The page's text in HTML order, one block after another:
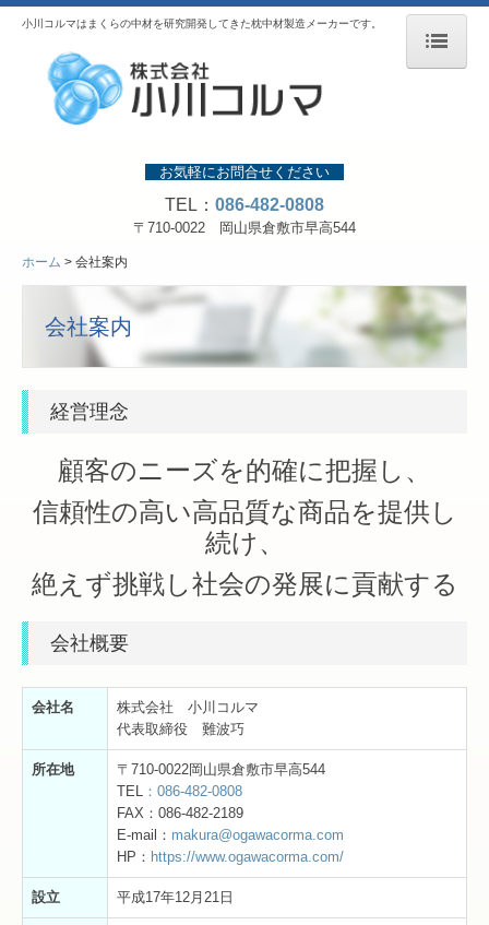
ホーム
成型ビーズ
プラスチックパイプ
その他
お問合せ
小川コルマはまくらの中材を研究開発してきた枕中材製造メーカーです。
お気軽にお問合せください
TEL： 086-482-0808
〒710-0022 岡山県倉敷市早高544
ホーム 会社案内
会社案内
経営理念
顧客のニーズを的確に把握し、
信頼性の高い高品質な商品を提供し
続け、
絶えず挑戦し社会の発展に貢献する
会社概要
会社名
株式会社 小川コルマ
代表取締役 難波巧
所在地
〒710-0022岡山県倉敷市早高544
TEL
：086-482-0808
FAX：086-482-2189
E-mail： makura@ogawacorma.com
HP： https://www.ogawacorma.com/
設立 平成17年12月21日